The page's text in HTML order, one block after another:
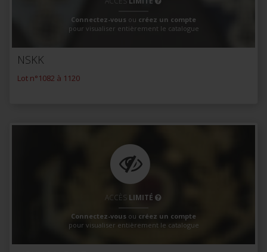
Connectez-vous ou créez un compte
pour visualiser entièrement le catalogue
NSKK
Lot n°1082 à 1120
ACCÈS LIMITÉ
Connectez-vous ou créez un compte
pour visualiser entièrement le catalogue